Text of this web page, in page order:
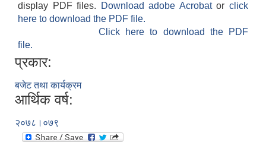
display PDF files.
Download adobe Acrobatorclick
here to download the PDF file.
Click here to download the PDF
file.
प्रकार:
बजेट तथा कार्यक्रम
आर्थिक वर्ष:
२०७८।०७९